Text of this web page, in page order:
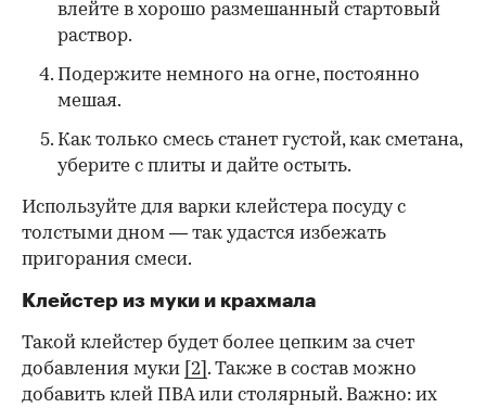
влейте в хорошо размешанный стартовый
раствор.
Подержите немного на огне, постоянно
мешая.
Как только смесь станет густой, как сметана,
уберите с плиты и дайте остыть.
Используйте для варки клейстера посуду с
толстыми дном — так удастся избежать
пригорания смеси.
Клейстер из муки и крахмала
Такой клейстер будет более цепким за счет
добавления муки [2] . Также в состав можно
добавить клей ПВА или столярный. Важно: их